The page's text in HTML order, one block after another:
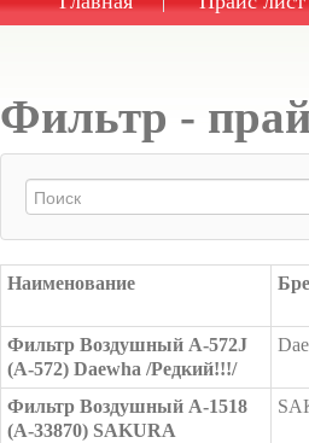
Фильтр -
Наименование
Фильтр Воздушный A-572J
(A-572) Daewha /Редкий!!!/
Фильтр Воздушный A-1518
(A-33870) SAKURA